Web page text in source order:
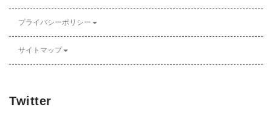
プライバシーポリシー
サイトマップ
Twitter